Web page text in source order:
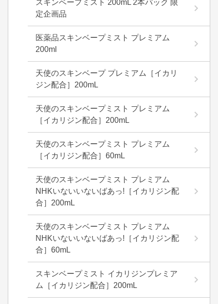
スキンベープミスト 200mL 2本パック 限
定企画品
医薬品スキンベープミスト プレミアム
200ml
天使のスキンベープ プレミアム［イカリ
ジン配合］200mL
天使のスキンベープミスト プレミアム
［イカリジン配合］200mL
天使のスキンベープミスト プレミアム
［イカリジン配合］60mL
天使のスキンベープミスト プレミアム
NHKいないいないばあっ!［イカリジン配
合］200mL
天使のスキンベープミスト プレミアム
NHKいないいないばあっ!［イカリジン配
合］60mL
スキンベープミスト イカリジンプレミア
ム［イカリジン配合］200mL